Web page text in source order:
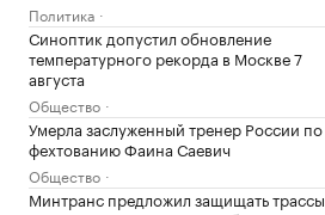
Политика
Синоптик допустил обновление
температурного рекорда в Москве 7
августа
Общество
Умерла заслуженный тренер России по
фехтованию Фаина Саевич
Общество
Минтранс предложил защищать трассы